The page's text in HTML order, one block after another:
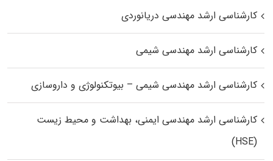
کارشناسی ارشد مهندسی دریانوردی
کارشناسی ارشد مهندسی شیمی
کارشناسی ارشد مهندسی شیمی – بیوتکنولوژی و داروسازی
کارشناسی ارشد مهندسی ایمنی، بهداشت و محیط زیست
(HSE)